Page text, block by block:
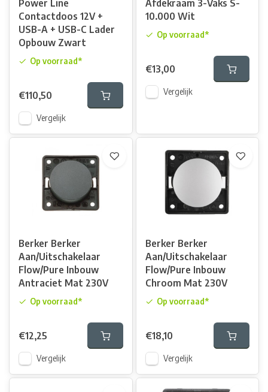
Power Line
Contactdoos 12V +
USB-A + USB-C Lader
Opbouw Zwart
Op voorraad*
€110,50
Vergelijk
Afdekraam 3-Vaks S-
10.000 Wit
Op voorraad*
€13,00
Vergelijk
Berker Berker
Aan/Uitschakelaar
Flow/Pure Inbouw
Antraciet Mat 230V
Op voorraad*
€12,25
Vergelijk
Berker Berker
Aan/Uitschakelaar
Flow/Pure Inbouw
Chroom Mat 230V
Op voorraad*
€18,10
Vergelijk